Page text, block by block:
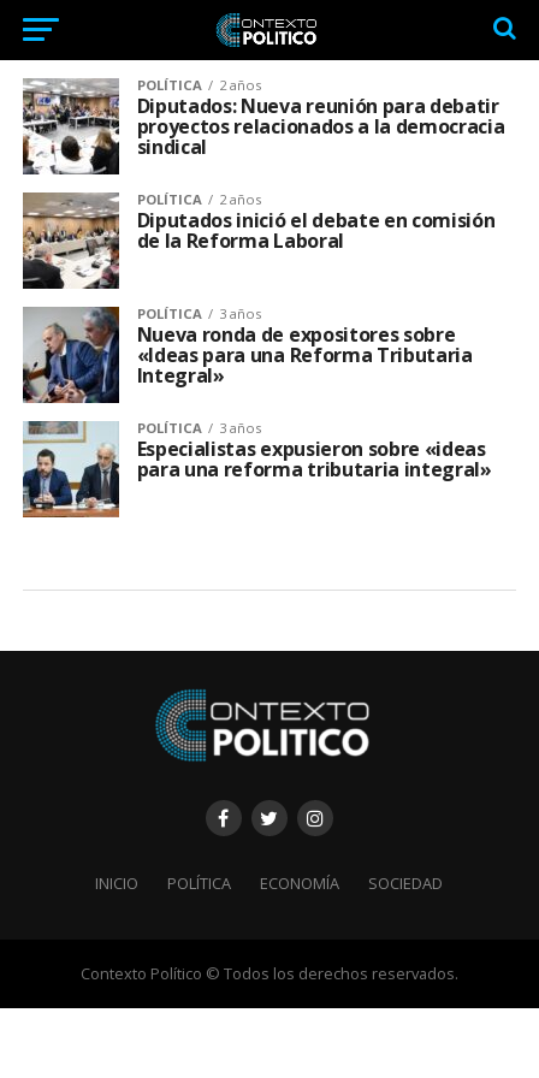
POLÍTICA 2 años
Diputados: Nueva reunión para debatir
proyectos relacionados a la democracia
sindical
POLÍTICA 2 años
Diputados inició el debate en comisión
de la Reforma Laboral
POLÍTICA 3 años
Nueva ronda de expositores sobre
«Ideas para una Reforma Tributaria
Integral»
POLÍTICA 3 años
Especialistas expusieron sobre «ideas
para una reforma tributaria integral»
INICIO POLÍTICA ECONOMÍA SOCIEDAD
Contexto Político © Todos los derechos reservados.